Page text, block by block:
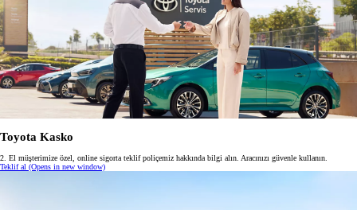
Toyota Kasko
2. El müşterimize özel, online sigorta teklif poliçemiz hakkında bilgi alın. Aracınızı güvenle kullanın.
Teklif al (Opens in new window)